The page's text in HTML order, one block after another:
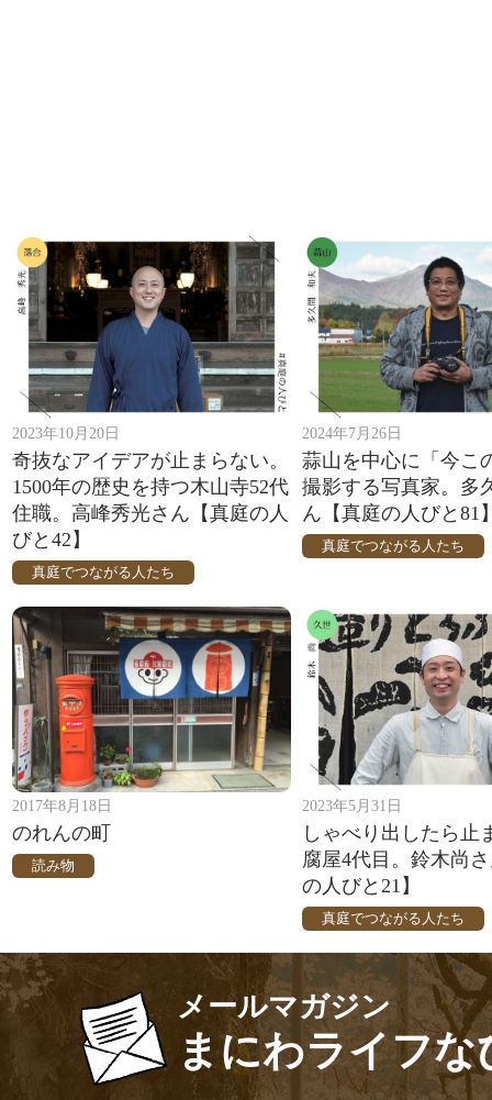
2023年10月20日
奇抜なアイデアが止まらない。
1500年の歴史を持つ木山寺52代
住職。高峰秀光さん【真庭の人
びと42】
真庭でつながる人たち
2024年7月26日
蒜山を中心に「今こ
撮影する写真家。多
ん【真庭の人びと81
真庭でつながる人たち
2017年8月18日
のれんの町
読み物
2023年5月31日
しゃべり出したら止
腐屋4代目。鈴木尚
の人びと21】
真庭でつながる人たち
メールマガジン
まにわライフな